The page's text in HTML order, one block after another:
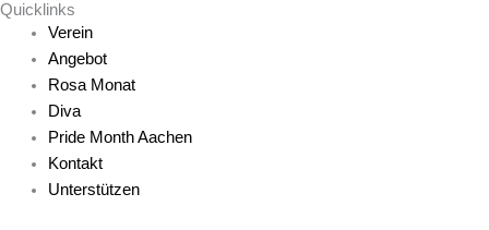
Quicklinks
Verein
Angebot
Rosa Monat
Diva
Pride Month Aachen
Kontakt
Unterstützen